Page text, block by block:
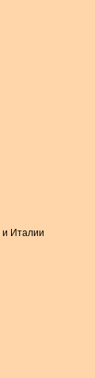
и Италии